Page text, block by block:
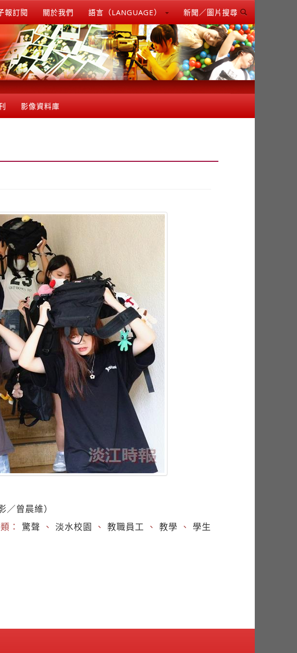
報訂閱 關於我們 語言（LANGUAGE） 新聞／圖片搜尋
影像資料庫
曾晨維）
： 驚聲 、 淡水校園 、 教職員工 、 教學 、 學生